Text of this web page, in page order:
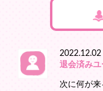
2022.12.02
退会済みユ
次に何が